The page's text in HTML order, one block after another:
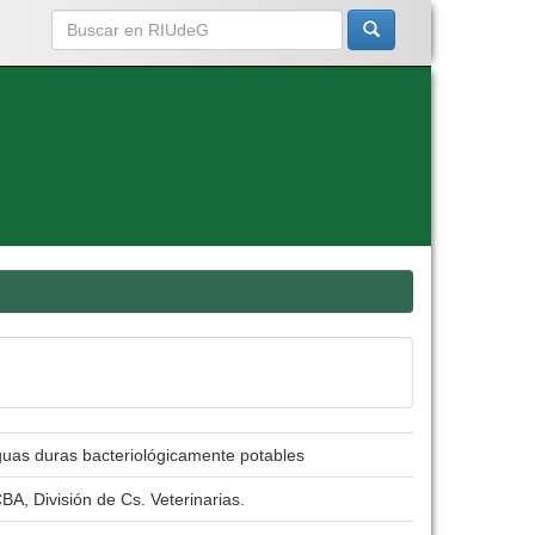
duras bacteriológicamente potables
División de Cs. Veterinarias.